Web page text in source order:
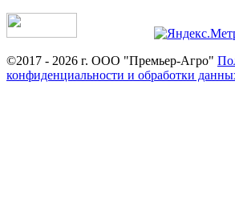
©2017 - 2026 г. ООО "Премьер-Агро"
конфиденциальности и обработки